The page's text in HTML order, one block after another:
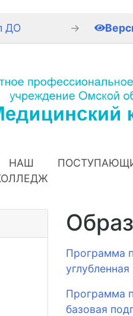
ДО →
НАШ
Программа
Программа
базовая